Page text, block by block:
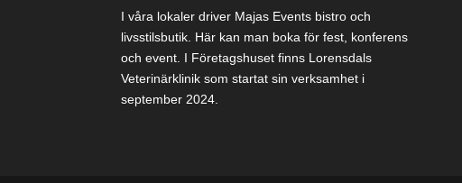
I våra lokaler driver Majas Events bistro och
livsstilsbutik. Här kan man boka för fest, konferens
och event. I Företagshuset finns Lorensdals
Veterinärklinik som startat sin verksamhet i
september 2024.